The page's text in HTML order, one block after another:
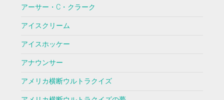
アーサー・C・クラーク
アイスクリーム
アイスホッケー
アナウンサー
アメリカ横断ウルトラクイズ